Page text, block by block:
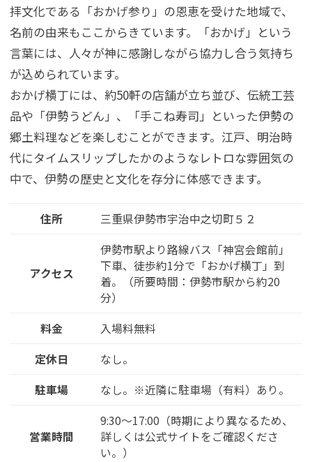
拝文化である「おかげ参り」の恩恵を受けた地域で、
名前の由来もここからきています。「おかげ」という
言葉には、人々が神に感謝しながら協力し合う気持ち
が込められています。
おかげ横丁には、約50軒の店舗が立ち並び、伝統工芸
品や「伊勢うどん」、「手こね寿司」といった伊勢の
郷土料理などを楽しむことができます。江戸、明治時
代にタイムスリップしたかのようなレトロな雰囲気の
中で、伊勢の歴史と文化を存分に体感できます。
住所 三重県伊勢市宇治中之切町５２
アクセス
伊勢市駅より路線バス「神宮会館前」
下車、徒歩約1分で「おかげ横丁」到
着。（所要時間：伊勢市駅から約20
分）
料金
入場料無料
定休日
なし。
駐車場
なし。※近隣に駐車場（有料）あり。
営業時間
9:30～17:00（時期により異なるため、
詳しくは公式サイトをご確認くださ
い。）